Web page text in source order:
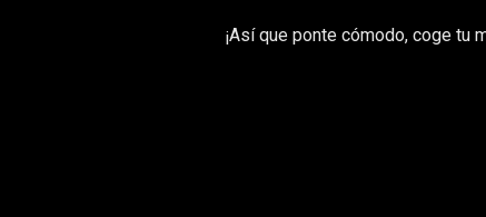
¡Así que ponte cómodo, coge tu